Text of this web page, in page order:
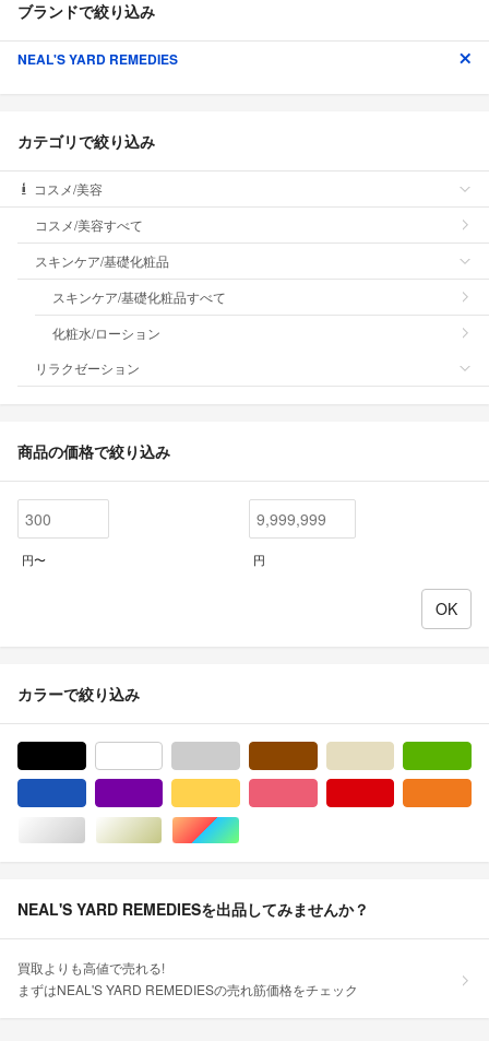
ブランドで絞り込み
NEAL'S YARD REMEDIES
カテゴリで絞り込み
コスメ/美容
コスメ/美容すべて
スキンケア/基礎化粧品
スキンケア/基礎化粧品すべて
化粧水/ローション
リラクゼーション
商品の価格で絞り込み
円〜 円
カラーで絞り込み
シルバー/銀色系ゴールド/金色系マルチカラー
NEAL'S YARD REMEDIESを出品してみませんか？
買取よりも高値で売れる!
まずはNEAL'S YARD REMEDIESの売れ筋価格をチェック